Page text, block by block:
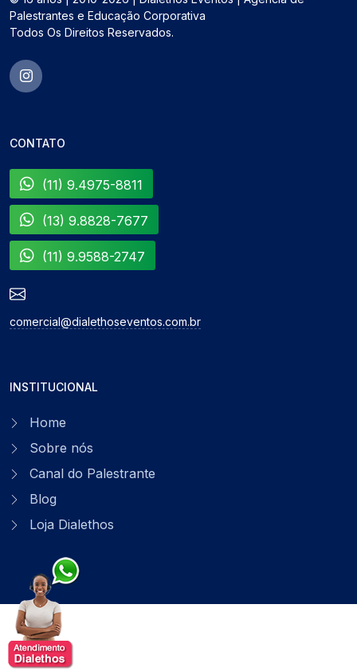
Palestrantes e Educação Corporativa
Todos Os Direitos Reservados.
CONTATO
(11) 9.4975-8811
(13) 9.8828-7677
(11) 9.9588-2747
comercial@dialethoseventos.com.br
INSTITUCIONAL
Home
Sobre nós
Canal do Palestrante
Blog
Loja Dialethos